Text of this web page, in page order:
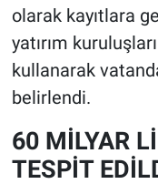
olarak kayıtlara
yatırım
kullanarak
belirlendi.
60 MİLYAR
TESPİT